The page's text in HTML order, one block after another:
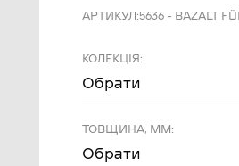
АРТИКУЛ:5636 – BAZALT
КОЛЕКЦІЯ:
Обрати
ТОВЩИНА, ММ:
Обрати